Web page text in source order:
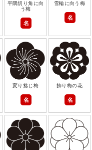
平隅切り角に向
う梅
名
雪輪に向う梅
名
変り捻じ梅
名
飾り梅の花
名